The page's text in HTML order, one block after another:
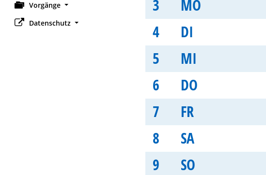
Vorgänge
Datenschutz
3
MO
4
DI
5
MI
6
DO
7
FR
8
SA
9
SO